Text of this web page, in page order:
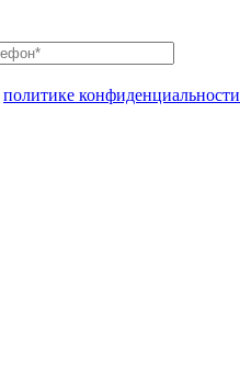
политике конфиденциальности